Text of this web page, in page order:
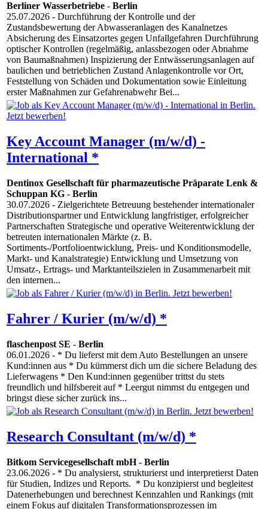
Berliner Wasserbetriebe - Berlin
25.07.2026 - Durchführung der Kontrolle und der
Zustandsbewertung der Abwasseranlagen des Kanalnetzes
Absicherung des Einsatzortes gegen Unfallgefahren Durchführung
optischer Kontrollen (regelmäßig, anlassbezogen oder Abnahme
von Baumaßnahmen) Inspizierung der Entwässerungsanlagen auf
baulichen und betrieblichen Zustand Anlagenkontrolle vor Ort,
Feststellung von Schäden und Dokumentation sowie Einleitung
erster Maßnahmen zur Gefahrenabwehr Bei...
Key Account Manager (m/w/d) -
International *
Dentinox Gesellschaft für pharmazeutische Präparate Lenk &
Schuppan KG - Berlin
30.07.2026 - Zielgerichtete Betreuung bestehender internationaler
Distributionspartner und Entwicklung langfristiger, erfolgreicher
Partnerschaften Strategische und operative Weiterentwicklung der
betreuten internationalen Märkte (z. B.
Sortiments-/Portfolioentwicklung, Preis- und Konditionsmodelle,
Markt- und Kanalstrategie) Entwicklung und Umsetzung von
Umsatz-, Ertrags- und Marktanteilszielen in Zusammenarbeit mit
den internen...
Fahrer / Kurier (m/w/d) *
flaschenpost SE - Berlin
06.01.2026 - * Du lieferst mit dem Auto Bestellungen an unsere
Kund:innen aus * Du kümmerst dich um die sichere Beladung des
Lieferwagens * Den Kund:innen gegenüber trittst du stets
freundlich und hilfsbereit auf * Leergut nimmst du entgegen und
bringst diese sicher zurück ins...
Research Consultant (m/w/d) *
Bitkom Servicegesellschaft mbH- Berlin
23.06.2026 - * Du analysierst, strukturierst und interpretierst Daten
für Studien, Indizes und Reports. * Du konzipierst und begleitest
Datenerhebungen und berechnest Kennzahlen und Rankings (mit
einem Fokus auf digitalen Transformationsprozessen im